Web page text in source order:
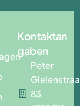
Kontaktan
gaben
Peter
83